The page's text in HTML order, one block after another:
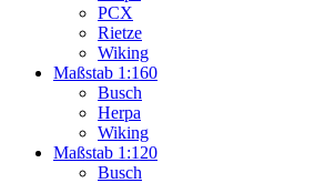
PCX
Rietze
Wiking
Maßstab 1:160
Busch
Herpa
Wiking
Maßstab 1:120
Busch